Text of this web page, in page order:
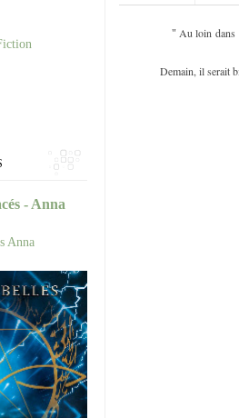
" Au loin dans
Demain, il serait
- Anna
Anna